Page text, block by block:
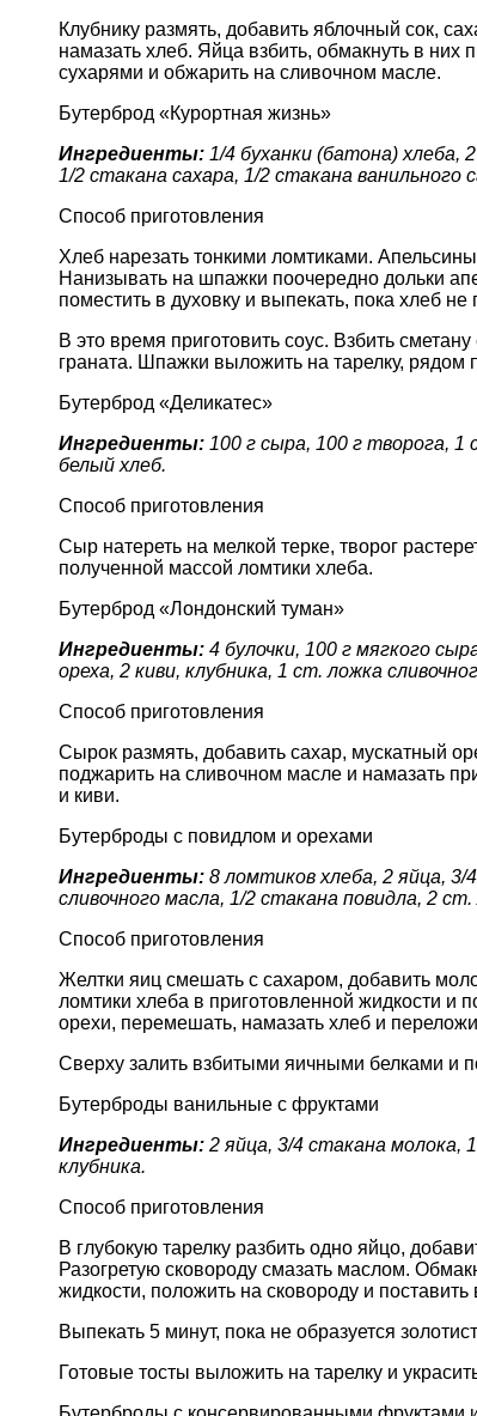
Клубнику размять, добавить яблочный сок,
намазать хлеб. Яйца взбить, обмакнуть в них
сухарями и обжарить на сливочном масле.
Бутерброд «Курортная жизнь»
Ингредиенты: 1/4 буханки (батона) хлеба,
1/2 стакана сахара, 1/2 стакана ванильного
Способ приготовления
Хлеб нарезать тонкими ломтиками.
Нанизывать на шпажки поочередно дольки
поместить в духовку и выпекать, пока хлеб не
В это время приготовить соус. Взбить
граната. Шпажки выложить на тарелку, рядом
Бутерброд «Деликатес»
Ингредиенты: 100 г сыра, 100 г творога,
белый хлеб.
Способ приготовления
Сыр натереть на мелкой терке, творог
полученной массой ломтики хлеба.
Бутерброд «Лондонский туман»
Ингредиенты: 4 булочки, 100 г мягкого
ореха, 2 киви, клубника, 1 ст. ложка
Способ приготовления
Сырок размять, добавить сахар, мускатный
поджарить на сливочном масле и намазать
и киви.
Бутерброды с повидлом и орехами
Ингредиенты: 8 ломтиков хлеба, 2 яйца, 3/
сливочного масла, 1/2 стакана повидла, 2
Способ приготовления
Желтки яиц смешать с сахаром, добавить
ломтики хлеба в приготовленной жидкости и
орехи, перемешать, намазать хлеб и
Сверху залить взбитыми яичными белками и
Бутерброды ванильные с фруктами
Ингредиенты: 2 яйца, 3/4 стакана молока,
клубника.
Способ приготовления
В глубокую тарелку разбить одно яйцо,
Разогретую сковороду смазать маслом.
жидкости, положить на сковороду и поставить
Выпекать 5 минут, пока не образуется
Готовые тосты выложить на тарелку и